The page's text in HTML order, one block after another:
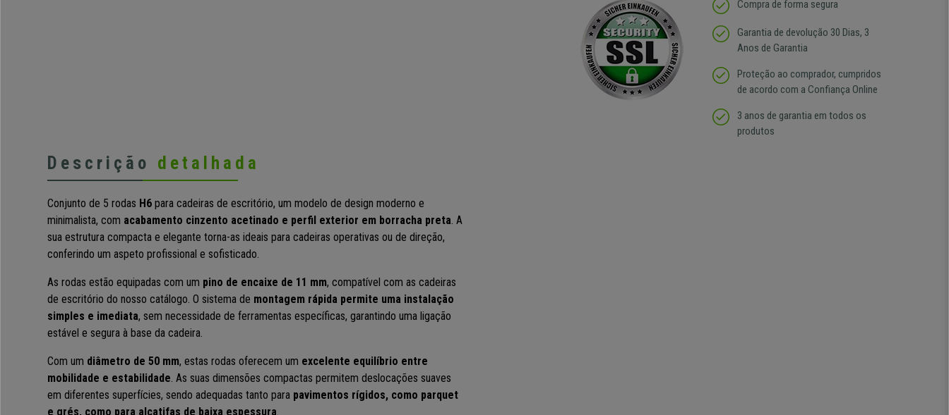
Compra de forma segura
Garantia de devolução 30 Dias, 3
Anos de Garantia
Proteção ao comprador, cumpridos
de acordo com a Confiança Online
3 anos de garantia em todos os
produtos
Descrição detalhada
Conjunto de 5 rodas H6 para cadeiras de escritório, um modelo de design moderno e
minimalista, com acabamento cinzento acetinado e perfil exterior em borracha preta. A
sua estrutura compacta e elegante torna-as ideais para cadeiras operativas ou de direção,
conferindo um aspeto profissional e sofisticado.
As rodas estão equipadas com um pino de encaixe de 11 mm, compatível com as cadeiras
de escritório do nosso catálogo. O sistema de montagem rápida permite uma instalação
simples e imediata, sem necessidade de ferramentas específicas, garantindo uma ligação
estável e segura à base da cadeira.
Com um diâmetro de 50 mm, estas rodas oferecem um excelente equilíbrio entre
mobilidade e estabilidade. As suas dimensões compactas permitem deslocações suaves
em diferentes superfícies, sendo adequadas tanto para pavimentos rígidos, como parquet
e grés, como para alcatifas de baixa espessura.